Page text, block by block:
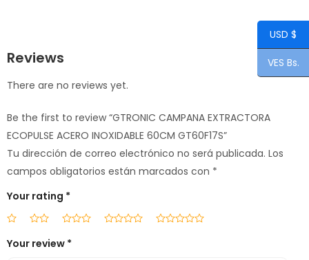
Reviews
There are no reviews yet.
Be the first to review “GTRONIC CAMPANA EXTRACTORA
ECOPULSE ACERO INOXIDABLE 60CM GT60F17S”
Tu dirección de correo electrónico no será publicada. Los
campos obligatorios están marcados con *
Your rating *
Your review *
USD $
VES Bs.